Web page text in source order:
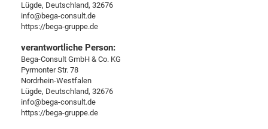
Lügde, Deutschland, 32676
info@bega-consult.de
https://bega-gruppe.de
verantwortliche Person:
Bega-Consult GmbH & Co. KG
Pyrmonter Str. 78
Nordrhein-Westfalen
Lügde, Deutschland, 32676
info@bega-consult.de
https://bega-gruppe.de